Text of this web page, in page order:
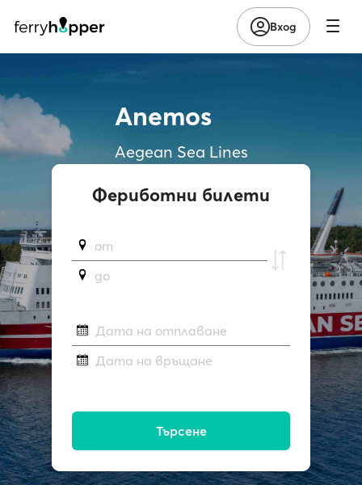
Вход
Anemos
Aegean Sea Lines
Фериботни билети
от
до
Дата на отплаване
Дата на връщане
Търсене